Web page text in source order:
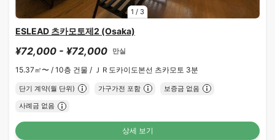
1 / 3
ESLEAD 츠카모토제2 (Osaka)
¥72,000 - ¥72,000 만실
15.37㎡〜 / 10층 건물 / ＪＲ도카이도본선 츠카모토 3분
단기 계약(월 단위) 가구가전 포함 보증금 없음
사례금 없음
상세 보기